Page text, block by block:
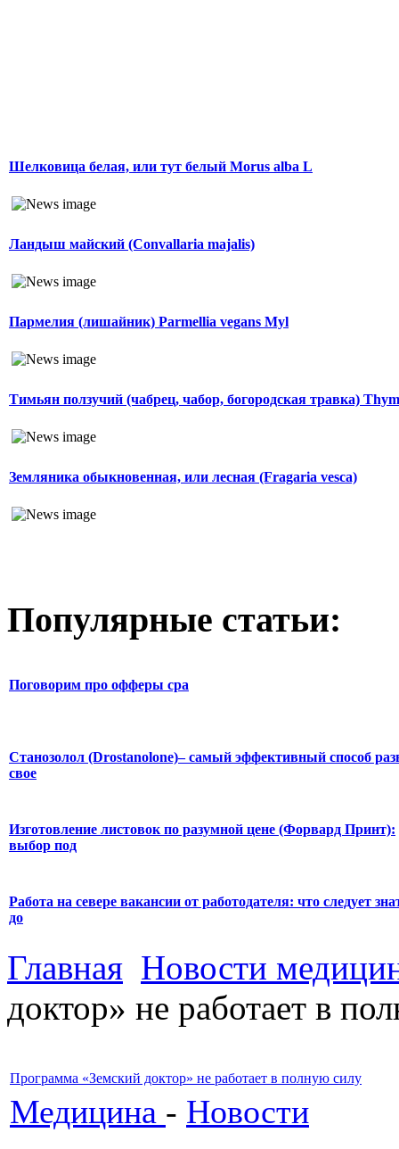
Шелковица белая, или тут белый Morus alba L
Ландыш майский (Convallaria majalis)
Пармелия (лишайник) Parmellia vegans Myl
Тимьян ползучий (чабрец, чабор, богородская травка)
Земляника обыкновенная, или лесная (Fragaria vesca)
Популярные статьи:
Поговорим про офферы cpa
Станозолол (Drostanolone)– самый эффективный способ
свое
Изготовление листовок по разумной цене (Форвард Принт):
выбор под
Работа на севере вакансии от работодателя: что следует
до
Главная Новости
доктор» не работает в
Программа «Земский доктор» не работает в полную силу
Медицина - Новости